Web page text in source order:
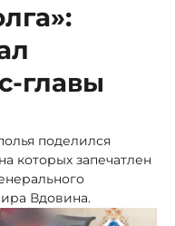
главы
поделился
которых запечатлен
Вдовина.